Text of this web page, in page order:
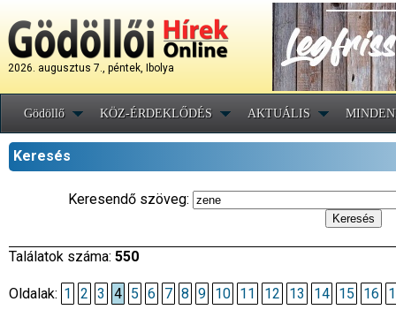
2026. augusztus 7., péntek, Ibolya
Gödöllő KÖZ-ÉRDEKLŐDÉS AKTUÁLIS
Keresés
Keresendő szöveg:
Találatok száma: 550
Oldalak: 1 2 3 4 5 6 7 8 9 10 11 12 13 14 15 16